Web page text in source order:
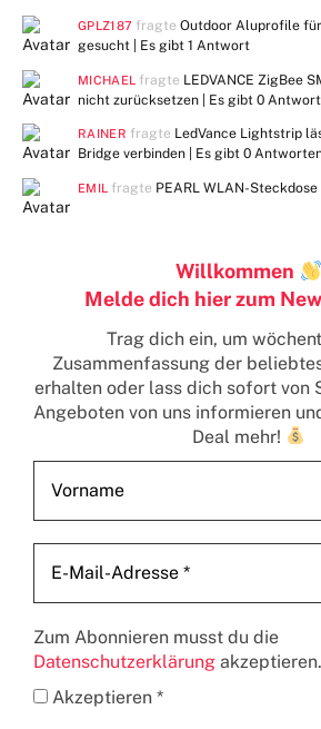
GPLZ187 fragteOutdoor Aluprofile
gesucht | Es gibt 1 Antwort
MICHAEL fragte LEDVANCE ZigBee
nicht zurücksetzen | Es gibt 0
RAINER fragte LedVance Lightstrip
Bridge verbinden | Es gibt 0
EMIL fragte PEARL WLAN-
Willkommen
Melde dich hier zum
Trag dich ein, um
Zusammenfassung der
erhaltenoder lass dich sofort von
Angeboten von uns informieren
Deal mehr!
Zum Abonnieren musst du die
Datenschutzerklärung akzeptieren.
Akzeptieren *